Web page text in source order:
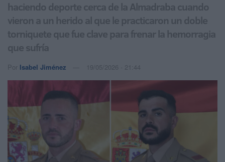
haciendo deporte cerca de la Almadraba cuando
vieron a un herido al que le practicaron un doble
torniquete que fue clave para frenar la hemorragia
que sufría
Por Isabel Jiménez 19/05/2026 - 21:44